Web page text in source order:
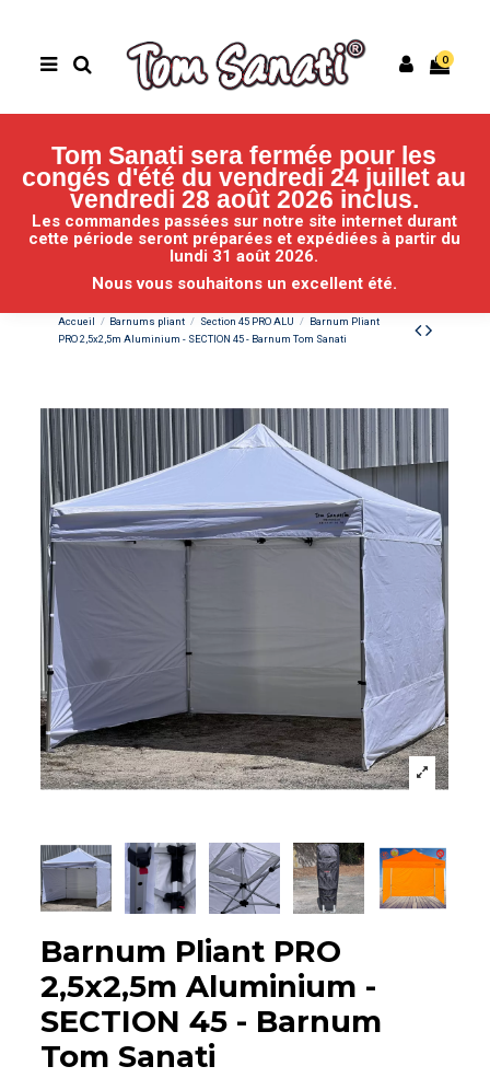
0
Tom Sanati sera fermée pour les
congés d'été du vendredi 24 juillet au
vendredi 28 août 2026 inclus.
Les commandes passées sur notre site internet durant
cette période seront préparées et expédiées à partir du
lundi 31 août 2026.
Nous vous souhaitons un excellent été.
Accueil Barnums pliant Section 45 PRO ALU
Barnum Pliant
PRO 2,5x2,5m Aluminium - SECTION 45 - Barnum Tom Sanati
Barnum Pliant PRO
2,5x2,5m Aluminium -
SECTION 45 - Barnum
Tom Sanati